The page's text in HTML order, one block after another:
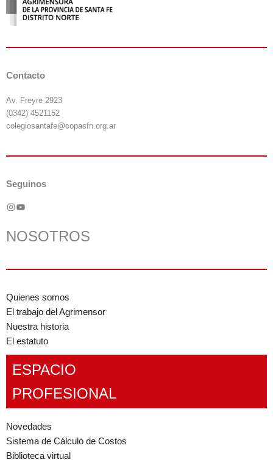
Contacto
Av. Freyre 2923
(0342) 4521152
colegiosantafe@copasfn.org.ar
Seguinos
Instagram
YouTube
NOSOTROS
Quienes somos
El trabajo del Agrimensor
Nuestra historia
El estatuto
ESPACIO
PROFESIONAL
Novedades
Sistema de Cálculo de Costos
Biblioteca virtual